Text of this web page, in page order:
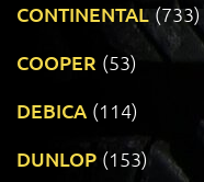
CONTINENTAL (733)
COOPER (53)
DEBICA (114)
DUNLOP (153)